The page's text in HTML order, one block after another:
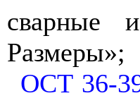
сварные
Размеры»;
ОСТ 36-